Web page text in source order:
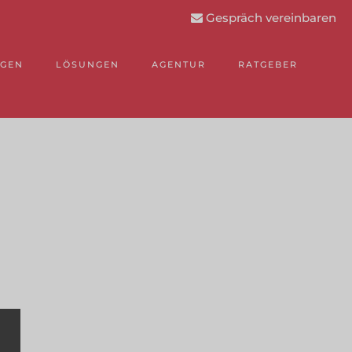
LÖSUNGEN AGENTUR RATGEBER
Gespräch vereinbaren